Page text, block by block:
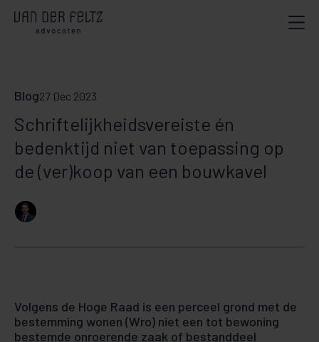
Blog27 Dec 2023
Schriftelijkheidsvereiste én
bedenktijd niet van toepassing op
de (ver)koop van een bouwkavel
Volgens de Hoge Raad is een perceel grond met de
bestemming wonen (Wro) niet een tot bewoning
bestemde onroerende zaak of bestanddeel